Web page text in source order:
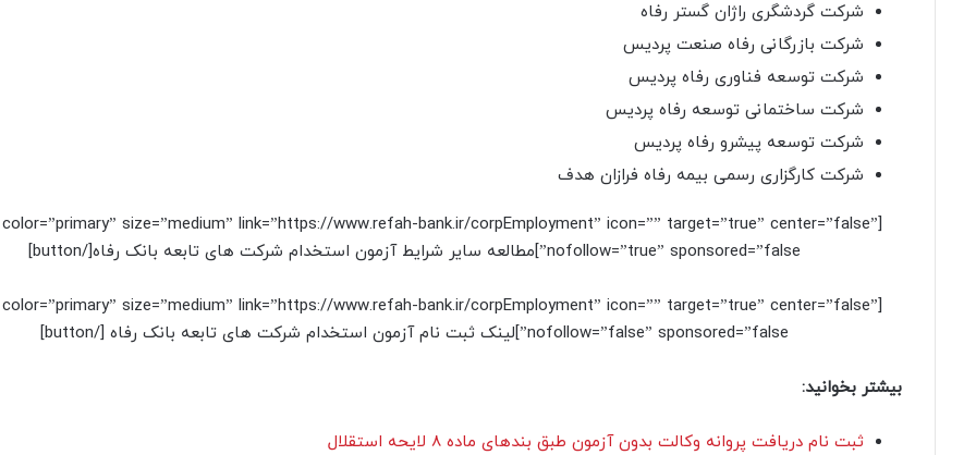
شرکت گردشگری راژان گستر رفاه
شرکت بازرگانی رفاه صنعت پردیس
شرکت توسعه فناوری رفاه پردیس
شرکت ساختمانی توسعه رفاه پردیس
شرکت توسعه پیشرو رفاه پردیس
شرکت کارگزاری رسمی بیمه رفاه فرازان هدف
size=”medium” link=”https://www.refah-bank.ir/corpEmployment” icon=”” target=”true” center=”false”
nofollow=”true” sponsored=”false”]مطالعه سایر شرایط آزمون استخدام شرکت های تابعه بانک رفاه[/button]
size=”medium” link=”https://www.refah-bank.ir/corpEmployment” icon=”” target=”true” center=”false”
nofollow=”false” sponsored=”false”]لینک ثبت نام آزمون استخدام شرکت های تابعه بانک رفاه [/button]
بیشتر بخوانید:
ثبت نام دریافت پروانه وکالت بدون آزمون طبق بندهای ماده 8 لایحه استقلال